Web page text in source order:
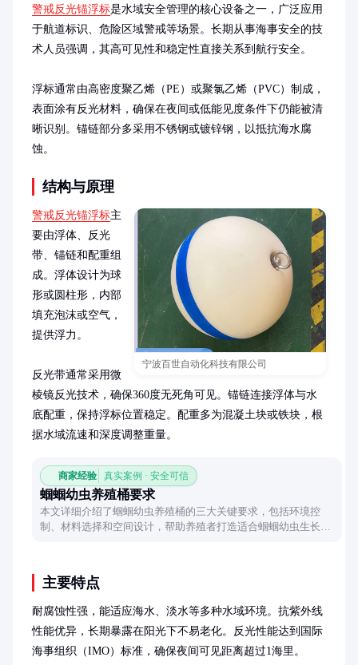
警戒反光锚浮标是水域安全管理的核心设备之一，广泛应用
于航道标识、危险区域警戒等场景。长期从事海事安全的技
术人员强调，其高可见性和稳定性直接关系到航行安全。
浮标通常由高密度聚乙烯（PE）或聚氯乙烯（PVC）制成，
表面涂有反光材料，确保在夜间或低能见度条件下仍能被清
晰识别。锚链部分多采用不锈钢或镀锌钢，以抵抗海水腐
蚀。
结构与原理
宁波百世自动化科技有限公司
警戒反光锚浮标主
要由浮体、反光
带、锚链和配重组
成。浮体设计为球
形或圆柱形，内部
填充泡沫或空气，
提供浮力。
反光带通常采用微
棱镜反光技术，确保360度无死角可见。锚链连接浮体与水
底配重，保持浮标位置稳定。配重多为混凝土块或铁块，根
据水域流速和深度调整重量。
商家经验 真实案例 · 安全可信
蝈蝈幼虫养殖桶要求
本文详细介绍了蝈蝈幼虫养殖桶的三大关键要求，包括环境控
制、材料选择和空间设计，帮助养殖者打造适合蝈蝈幼虫生长的
主要特点
耐腐蚀性强，能适应海水、淡水等多种水域环境。抗紫外线
性能优异，长期暴露在阳光下不易老化。反光性能达到国际
海事组织（IMO）标准，确保夜间可见距离超过1海里。